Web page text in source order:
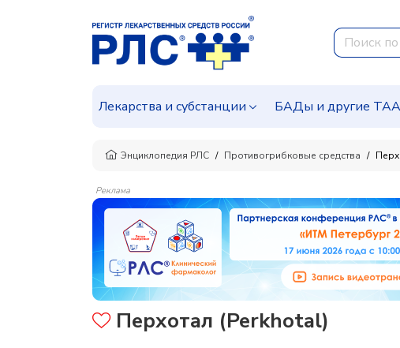
Лекарства и субстанции БАДы и другие ТАА
Энциклопедия РЛС Противогрибковые средства
Реклама
Перхотал (Perkhotal)